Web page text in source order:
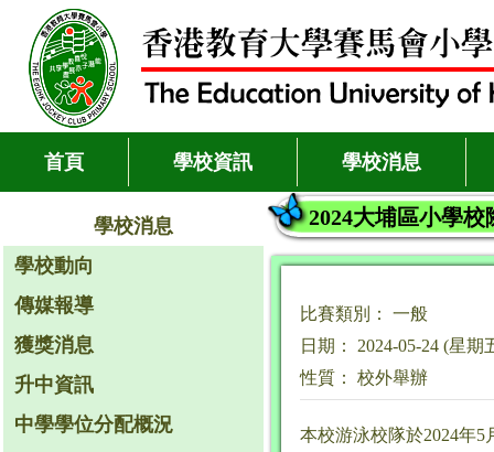
首頁 學校資訊 學校消息
學校消息
學校動向
傳媒報導
獲獎消息
升中資訊
中學學位分配概況
2024大埔區小學校
比賽類別： 一般
日期： 2024-05-24 (星期
性質： 校外舉辦
本校游泳校隊於2024年